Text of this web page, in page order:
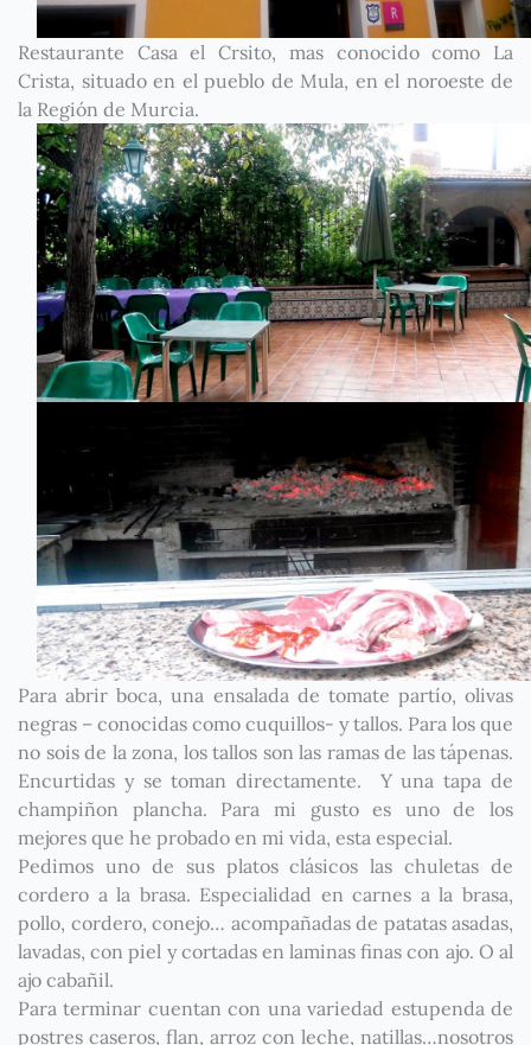
Restaurante Casa el Crsito, mas conocido como La
Crista, situado en el pueblo de Mula, en el noroeste de
la Región de Murcia.
Para abrir boca, una ensalada de tomate partío, olivas
negras – conocidas como cuquillos- y tallos. Para los que
no sois de la zona, los tallos son las ramas de las tápenas.
Encurtidas y se toman directamente. Y una tapa de
champiñon plancha. Para mi gusto es uno de los
mejores que he probado en mi vida, esta especial.
Pedimos uno de sus platos clásicos las chuletas de
cordero a la brasa. Especialidad en carnes a la brasa,
pollo, cordero, conejo… acompañadas de patatas asadas,
lavadas, con piel y cortadas en laminas finas con ajo. O al
ajo cabañil.
Para terminar cuentan con una variedad estupenda de
postres caseros, flan, arroz con leche, natillas…nosotros